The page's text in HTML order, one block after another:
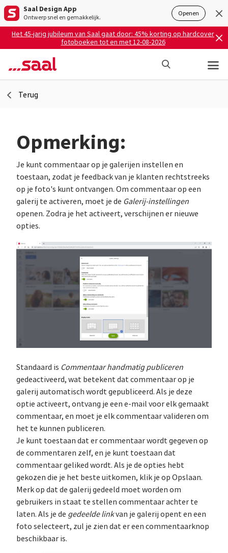
Saal Design App
Ontwerp snel en gemakkelijk. Openen
Het 45-jarig jubileum van Saal gaat door: 45% korting op hardcover
fotoboeken tot en met 12-08-2026
Terug
Opmerking:
Je kunt commentaar op je galerijen instellen en
toestaan, zodat je feedback van je klanten rechtstreeks
op je foto's kunt ontvangen. Om commentaar op een
galerij te activeren, moet je de Galerij-instellingen
openen. Zodra je het activeert, verschijnen er nieuwe
opties.
Standaard is Commentaar handmatig publiceren
gedeactiveerd, wat betekent dat commentaar op je
galerij automatisch wordt gepubliceerd. Als je deze
optie activeert, ontvang je een e-mail voor elk gemaakt
commentaar, en moet je elk commentaar valideren om
het te kunnen publiceren.
Je kunt toestaan dat er commentaar wordt gegeven op
de commentaren zelf, en je kunt toestaan dat
commentaar geliked wordt. Als je de opties hebt
gekozen die je het beste uitkomen, klik je op Opslaan.
Merk op dat de galerij gedeeld moet worden om
gebruikers in staat te stellen commentaar achter te
laten. Als je de gedeelde linkvan je galerij opent en een
foto selecteert, zul je zien dat er een commentaarknop
beschikbaar is.